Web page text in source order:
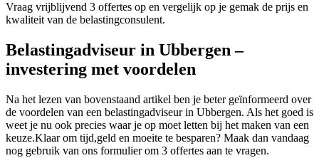
Vraag vrijblijvend 3 offertes op en vergelijk op je gemak de prijs en
kwaliteit van de belastingconsulent.
Belastingadviseur in Ubbergen –
investering met voordelen
Na het lezen van bovenstaand artikel ben je beter geïnformeerd over
de voordelen van een belastingadviseur in Ubbergen. Als het goed is
weet je nu ook precies waar je op moet letten bij het maken van een
keuze.Klaar om tijd,geld en moeite te besparen? Maak dan vandaag
nog gebruik van ons formulier om 3 offertes aan te vragen.